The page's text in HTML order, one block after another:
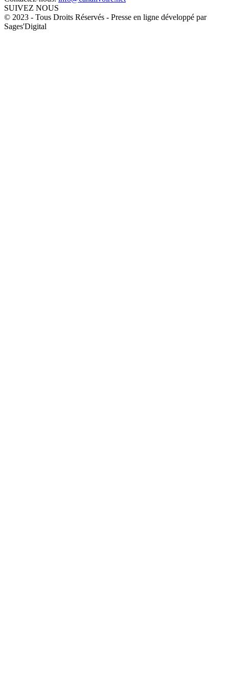
SUIVEZ NOUS
© 2023 - Tous Droits Réservés - Presse en ligne développé par
Sages'Digital